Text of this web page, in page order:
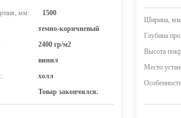
мм:
1500
темно-коричневый
2400 гр/м2
винил
холл
Товар закончился.
Ширина,
Глубина
Высота
Место